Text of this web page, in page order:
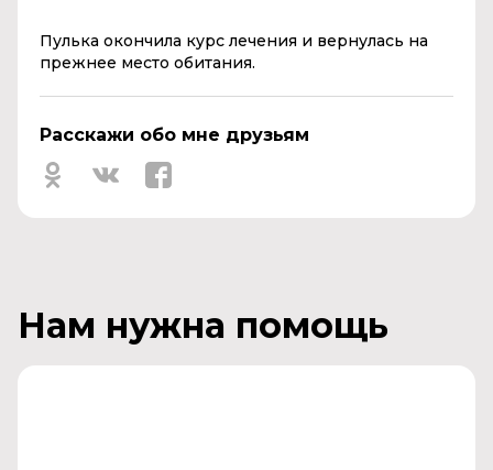
Пулька окончила курс лечения и вернулась на
прежнее место обитания.
Расскажи обо мне друзьям
Нам нужна помощь